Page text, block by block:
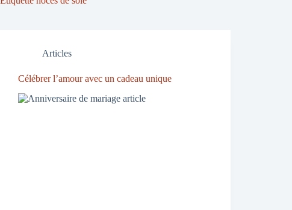
Articles
Célébrer l’amour avec un cadeau unique